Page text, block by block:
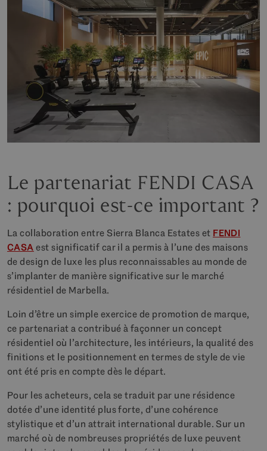
Le partenariat FENDI CASA
: pourquoi est-ce important ?
La collaboration entre Sierra Blanca Estates et FENDI
CASAest significatif car il a permis à l’une des maisons
de design de luxe les plus reconnaissables au monde de
s’implanter de manière significative sur le marché
résidentiel de Marbella.
Loin d’être un simple exercice de promotion de marque,
ce partenariat a contribué à façonner un concept
résidentiel où l’architecture, les intérieurs, la qualité des
finitions et le positionnement en termes de style de vie
ont été pris en compte dès le départ.
Pour les acheteurs, cela se traduit par une résidence
dotée d’une identité plus forte, d’une cohérence
stylistique et d’un attrait international durable. Sur un
marché où de nombreuses propriétés de luxe peuvent